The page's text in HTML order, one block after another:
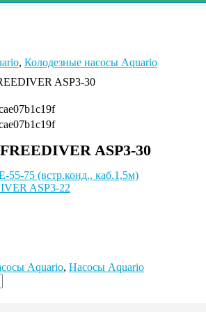
, Колодезные насосы Aquario
ASP3-30
ASP3-30
55-75 (встр.конд., каб.1,5м)
ASP3-22
Aquario, Насосы Aquario